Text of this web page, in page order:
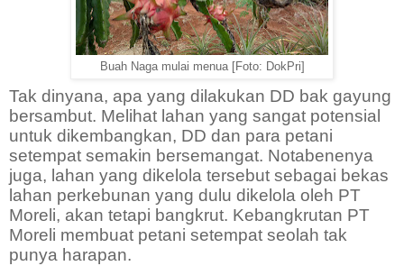
Buah Naga mulai menua [Foto: DokPri]
Tak dinyana, apa yang dilakukan DD bak gayung
bersambut. Melihat lahan yang sangat potensial
untuk dikembangkan, DD dan para petani
setempat semakin bersemangat. Notabenenya
juga, lahan yang dikelola tersebut sebagai bekas
lahan perkebunan yang dulu dikelola oleh PT
Moreli, akan tetapi bangkrut. Kebangkrutan PT
Moreli membuat petani setempat seolah tak
punya harapan.